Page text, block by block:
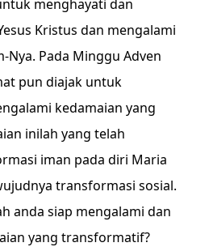
menghayati dan
Kristus dan mengalami
Pada Minggu Adven
pun diajak untuk
kedamaian yang
inilah yang telah
iman pada diri Maria
transformasi sosial.
anda siap mengalami dan
yang transformatif?